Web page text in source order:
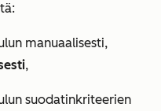
manuaalisesti,
,
suodatinkriteerien